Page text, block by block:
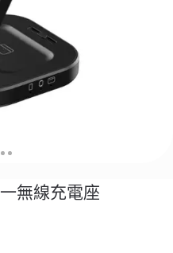
無線充電座